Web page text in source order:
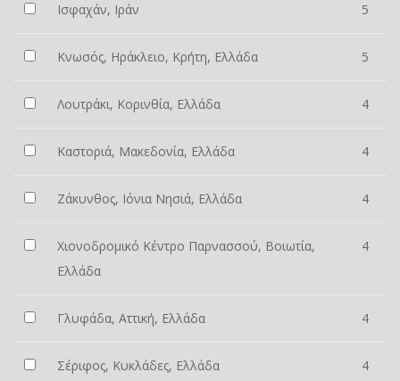
Ισφαχάν, Ιράν 5
Κνωσός, Ηράκλειο, Κρήτη, Ελλάδα 5
Λουτράκι, Κορινθία, Ελλάδα 4
Καστοριά, Μακεδονία, Ελλάδα 4
Ζάκυνθος, Ιόνια Νησιά, Ελλάδα 4
Χιονοδρομικό Κέντρο Παρνασσού, Βοιωτία,
Ελλάδα
4
Γλυφάδα, Αττική, Ελλάδα 4
Σέριφος, Κυκλάδες, Ελλάδα 4